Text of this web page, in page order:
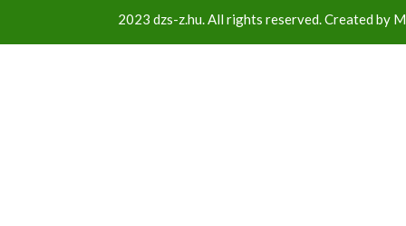
2023 dzs-z.hu. All rights reserved. Created by